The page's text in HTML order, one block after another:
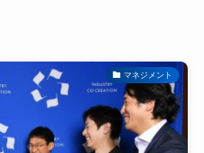
マネジメント